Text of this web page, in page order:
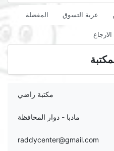
عربة التسوق المفضلة
مكتبة راضي
مادبا - دوار المحافظة
raddycenter@gmail.com